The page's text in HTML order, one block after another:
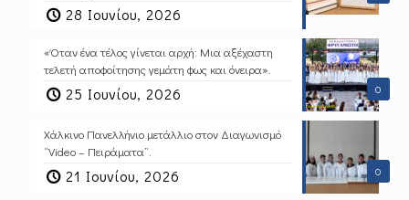
28 Ιουνίου, 2026
0
«Όταν ένα τέλος γίνεται αρχή: Μια αξέχαστη
τελετή αποφοίτησης γεμάτη φως και όνειρα».
25 Ιουνίου, 2026
0
Χάλκινο Πανελλήνιο μετάλλιο στον Διαγωνισμό
“Video – Πειράματα”.
21 Ιουνίου, 2026